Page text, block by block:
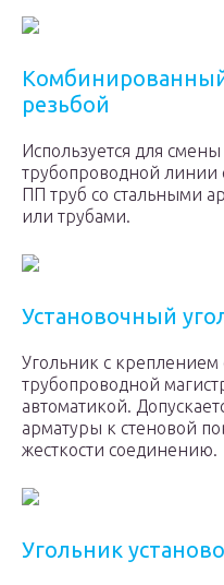
резьбой
Используется для
трубопроводной линии
ПП труб со стальными
или трубами.
Установочный
Угольник с креплением
трубопроводной
автоматикой.
арматуры к стеновой
жесткости соединению.
Угольник